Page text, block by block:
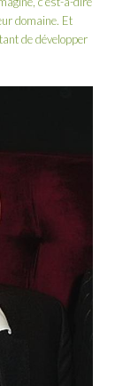
domaine. Et
de développer